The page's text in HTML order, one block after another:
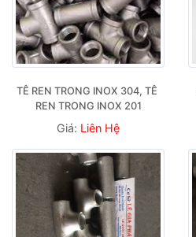
TÊ REN TRONG INOX 304, TÊ
REN TRONG INOX 201
Giá: Liên Hệ